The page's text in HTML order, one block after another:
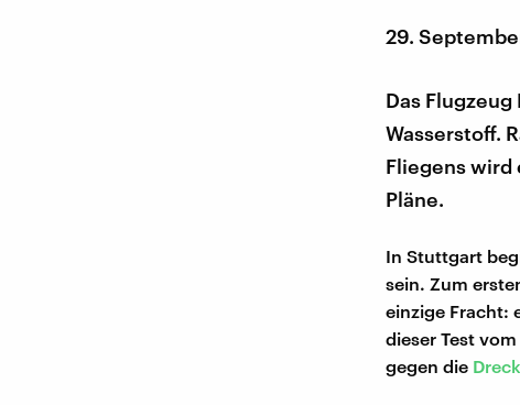
29.
Das
Wasserstoff.
Fliegens wird
Pläne.
In Stuttgart
sein. Zum
einzige Fracht:
dieser Test
gegen die